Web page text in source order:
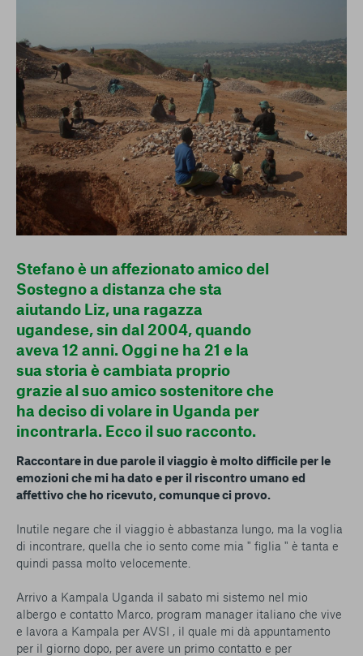
funzionamento. Premendo “Conferma le mie scelte”, la
selezione relativa ai cookie effettuata verrà salvata. Se non è
stata selezionata alcuna opzione, premere questo pulsante
equivarrà a rifiutare tutti i cookie. Per ulteriori informazioni, è
possibile consultare la nostraUlteriori informazioni
Cookie strettamente necessari
Cookie di analisi
Cookies di marketing
Stefano è un affezionato amico del
Sostegno a distanza che sta
aiutando Liz, una ragazza
ugandese, sin dal 2004, quando
aveva 12 anni. Oggi ne ha 21 e la
sua storia è cambiata proprio
grazie al suo amico sostenitore che
ha deciso di volare in Uganda per
incontrarla. Ecco il suo racconto.
Raccontare in due parole il viaggio è molto difficile per le
emozioni che mi ha dato e per il riscontro umano ed
affettivo che ho ricevuto, comunque ci provo.
Inutile negare che il viaggio è abbastanza lungo, ma la voglia
di incontrare, quella che io sento come mia " figlia " è tanta e
quindi passa molto velocemente.
Arrivo a Kampala Uganda il sabato mi sistemo nel mio
albergo e contatto Marco, program manager italiano che vive
e lavora a Kampala per AVSI , il quale mi dà appuntamento
per il giorno dopo, per avere un primo contatto e per